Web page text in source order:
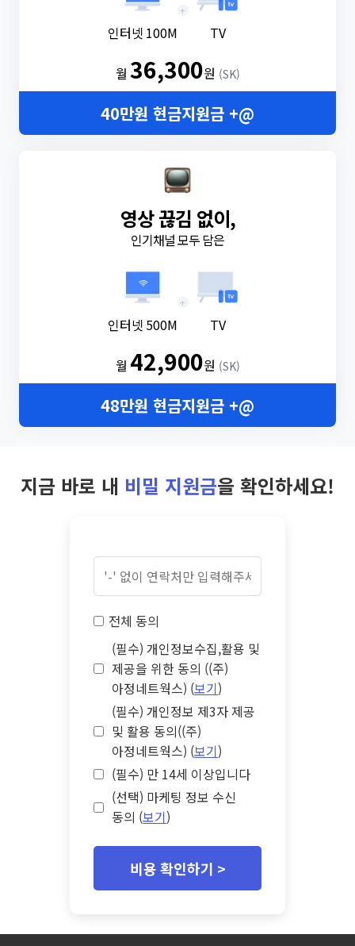
인터넷 100M
+
TV
월36,300원 (SK)
40만원 현금지원금 +@
영상 끊김 없이,
인기채널 모두 담은
인터넷 500M
+
TV
월 42,900원 (SK)
48만원 현금지원금 +@
지금 바로 내 비밀 지원금을 확인하세요!
전체 동의
(필수) 개인정보수집,활용 및
제공을 위한 동의 ((주)
아정네트웍스) (보기)
(필수) 개인정보 제3자 제공
및 활용 동의((주)
아정네트웍스) (보기)
(필수) 만 14세 이상입니다
(선택) 마케팅 정보 수신
동의 (보기)
비용 확인하기 >